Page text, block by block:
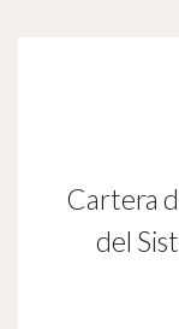
Cartera
del